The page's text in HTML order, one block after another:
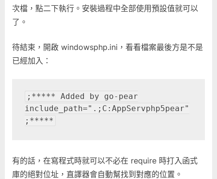
次檔，點二下執行。安裝過程中全部使用預設值就可以
了。
待結束，開啟 windowsphp.ini，看看檔案最後方是不是
已經加入：
;***** Added by go-pear
include_path=".;C:AppServphp5pear"
;*****
有的話，在寫程式時就可以不必在 require 時打入函式
庫的絕對位址，直譯器會自動幫找到對應的位置。